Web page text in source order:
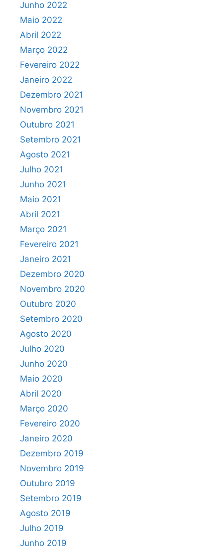
Junho 2022
Maio 2022
Abril 2022
Março 2022
Fevereiro 2022
Janeiro 2022
Dezembro 2021
Novembro 2021
Outubro 2021
Setembro 2021
Agosto 2021
Julho 2021
Junho 2021
Maio 2021
Abril 2021
Março 2021
Fevereiro 2021
Janeiro 2021
Dezembro 2020
Novembro 2020
Outubro 2020
Setembro 2020
Agosto 2020
Julho 2020
Junho 2020
Maio 2020
Abril 2020
Março 2020
Fevereiro 2020
Janeiro 2020
Dezembro 2019
Novembro 2019
Outubro 2019
Setembro 2019
Agosto 2019
Julho 2019
Junho 2019